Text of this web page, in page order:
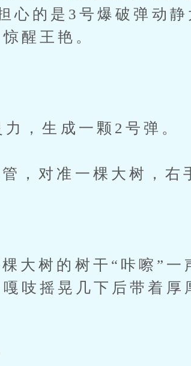
心的是3号爆破弹动静
醒王艳。
生成一颗2号弹。
对准一棵大树，右手
树的树干“咔嚓”一
吱摇晃几下后带着厚